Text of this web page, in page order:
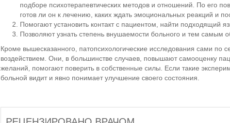
подборе психотерапевтических методов и отношений. По его
готов ли он к лечению, каких ждать эмоциональных реакций и
Помогают установить контакт с пациентом, найти подходящий
Позволяют узнать степень внушаемости больного и тем самым
Кроме вышесказанного, патопсихологические исследования сами по
воздействием. Они, в большинстве случаев, повышают самооценку
желаний, помогают поверить в собственные силы. Если такие
больной видит и явно понимает улучшение своего состояния.